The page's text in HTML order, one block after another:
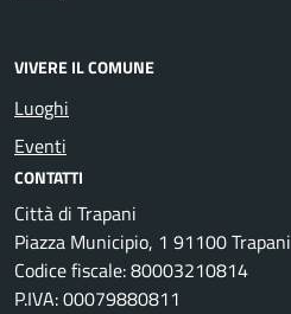
VIVERE IL COMUNE
Luoghi
Eventi
CONTATTI
Città di Trapani
Piazza Municipio, 1 91100 Trapani
Codice fiscale: 80003210814
P.IVA: 00079880811